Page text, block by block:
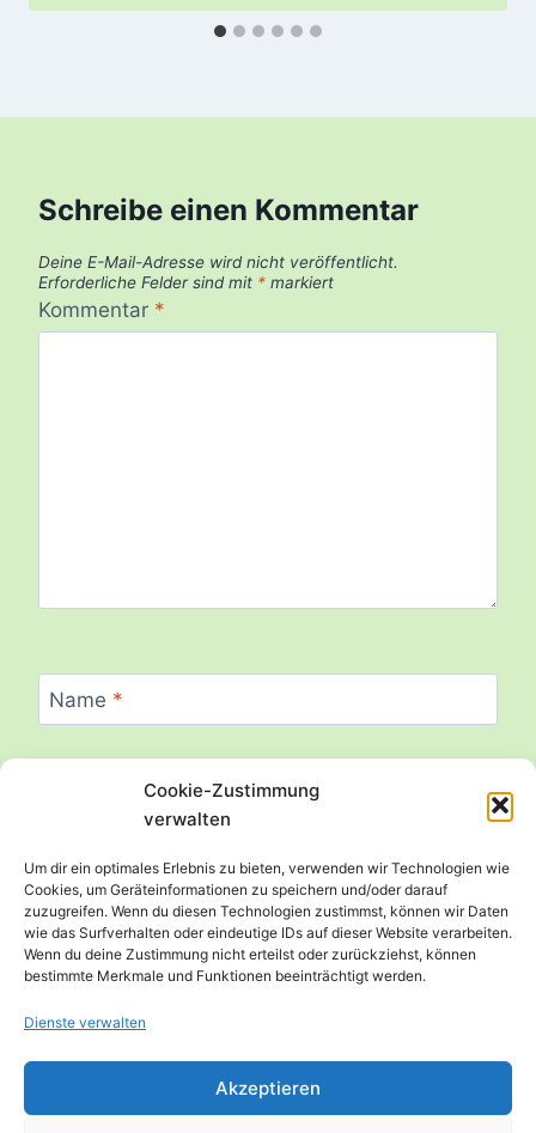
Cookie-Zustimmung
verwalten
Um dir ein optimales Erlebnis zu bieten, verwenden wir Technologien wie
Cookies, um Geräteinformationen zu speichern und/oder darauf
zuzugreifen. Wenn du diesen Technologien zustimmst, können wir Daten
wie das Surfverhalten oder eindeutige IDs auf dieser Website verarbeiten.
Wenn du deine Zustimmung nicht erteilst oder zurückziehst, können
bestimmte Merkmale und Funktionen beeinträchtigt werden.
Dienste verwalten
Akzeptieren
Schreibe einen Kommentar
Deine E-Mail-Adresse wird nicht veröffentlicht.
Erforderliche Felder sind mit * markiert
Kommentar *
Name *
Website